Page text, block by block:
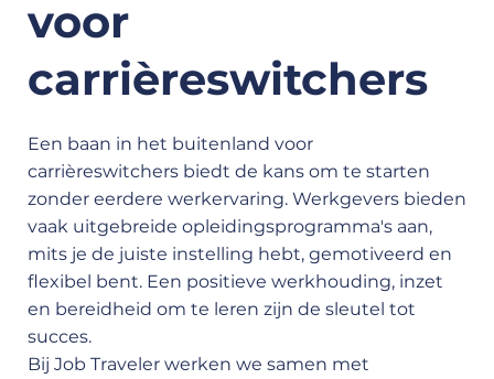
voor
carrièreswitchers
Een baan in het buitenland voor
carrièreswitchers biedt de kans om te starten
zonder eerdere werkervaring. Werkgevers bieden
vaak uitgebreide opleidingsprogramma's aan,
mits je de juiste instelling hebt, gemotiveerd en
flexibel bent. Een positieve werkhouding, inzet
en bereidheid om te leren zijn de sleutel tot
succes.
Bij Job Traveler werken we samen met